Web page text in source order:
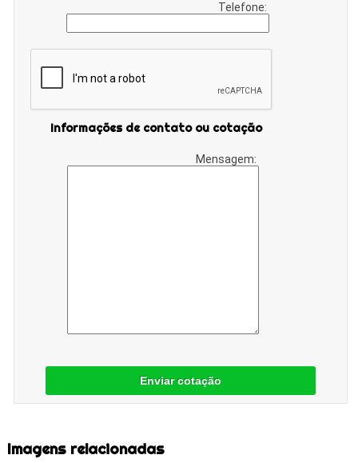
Telefone:
Informações de contato ou cotação
Mensagem:
Enviar cotação
Imagens relacionadas